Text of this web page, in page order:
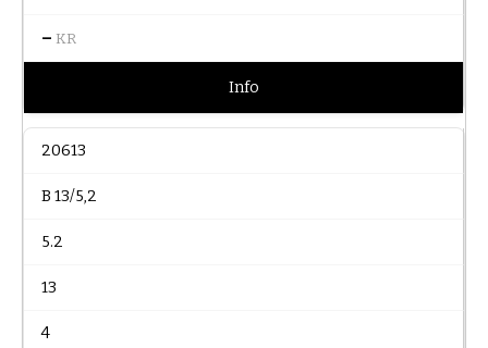
– KR
Info
20613
B 13/5,2
5.2
13
4